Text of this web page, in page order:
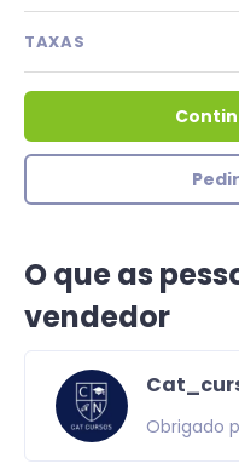
TAXAS
O que as
vendedor
Obrigado